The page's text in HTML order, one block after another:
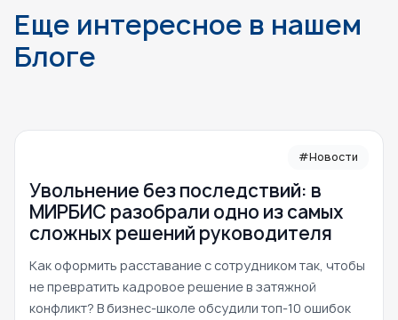
Еще интересное в нашем
Блоге
#Новости
Увольнение без последствий: в
МИРБИС разобрали одно из самых
сложных решений руководителя
Как оформить расставание с сотрудником так, чтобы
не превратить кадровое решение в затяжной
конфликт? В бизнес-школе обсудили топ-10 ошибок